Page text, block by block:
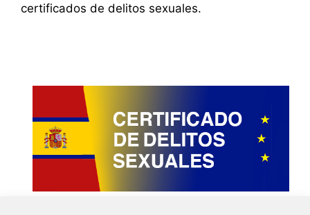
certificados de delitos sexuales.